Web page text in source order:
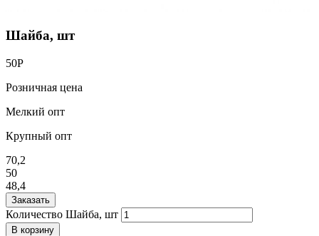
Шайба, шт
50Р
Розничная цена
Мелкий опт
Крупный опт
70,2
50
48,4
Заказать
Количество Шайба, шт
В корзину